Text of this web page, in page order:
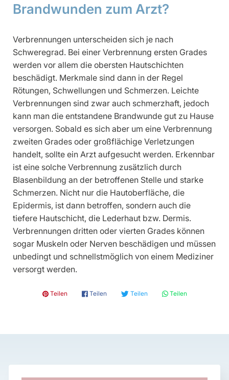
Brandwunden zum Arzt?
Verbrennungen unterscheiden sich je nach
Schweregrad. Bei einer Verbrennung ersten Grades
werden vor allem die obersten Hautschichten
beschädigt. Merkmale sind dann in der Regel
Rötungen, Schwellungen und Schmerzen. Leichte
Verbrennungen sind zwar auch schmerzhaft, jedoch
kann man die entstandene Brandwunde gut zu Hause
versorgen. Sobald es sich aber um eine Verbrennung
zweiten Grades oder großflächige Verletzungen
handelt, sollte ein Arzt aufgesucht werden. Erkennbar
ist eine solche Verbrennung zusätzlich durch
Blasenbildung an der betroffenen Stelle und starke
Schmerzen. Nicht nur die Hautoberfläche, die
Epidermis, ist dann betroffen, sondern auch die
tiefere Hautschicht, die Lederhaut bzw. Dermis.
Verbrennungen dritten oder vierten Grades können
sogar Muskeln oder Nerven beschädigen und müssen
unbedingt und schnellstmöglich von einem Mediziner
versorgt werden.
𝓟 Teilen 𝗳 Teilen 🐦 Teilen 💬 Teilen